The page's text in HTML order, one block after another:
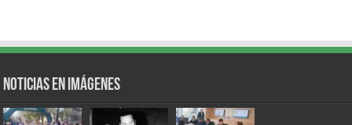
Noticias en Imágenes